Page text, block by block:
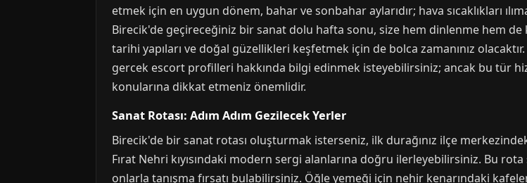
etmek için en uygun dönem, bahar ve sonbahar aylarıdır; hava sıcaklıkları
Birecik'de geçireceğiniz bir sanat dolu hafta sonu, size hem dinlenme hem de
tarihi yapıları ve doğal güzellikleri keşfetmek için de bolca zamanınız
gercek escort profilleri hakkında bilgi edinmek isteyebilirsiniz; ancak bu tür
konularına dikkat etmeniz önemlidir.
Sanat Rotası: Adım Adım Gezilecek Yerler
Birecik'de bir sanat rotası oluşturmak isterseniz, ilk durağınız ilçe
Fırat Nehri kıyısındaki modern sergi alanlarına doğru ilerleyebilirsiniz. Bu
onlarla tanışma fırsatı bulabilirsiniz. Öğle yemeği için nehir kenarındaki